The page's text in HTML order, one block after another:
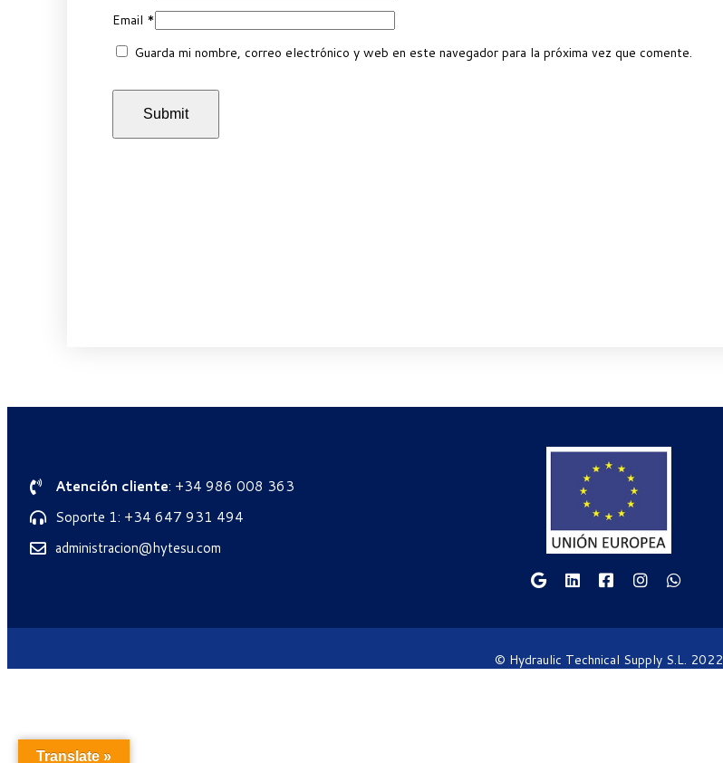
Email *
Guarda mi nombre, correo electrónico y web en este navegador para la próxima vez que comente.
Atención cliente: +34 986 008 363
Soporte 1: +34 647 931 494
administracion@hytesu.com
© Hydraulic Technical Supply S.L. 2022
Translate »